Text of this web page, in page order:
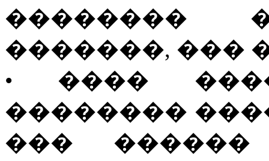
��������
�������, ���
• ����
��������
���